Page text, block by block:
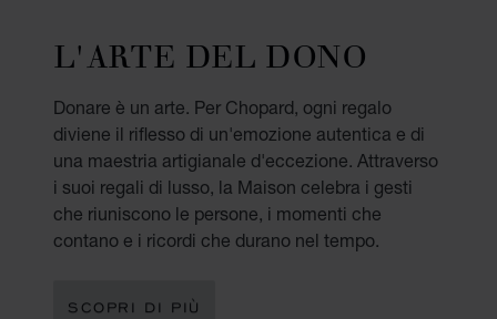
L'ARTE DEL DONO
Donare è un arte. Per Chopard, ogni regalo
diviene il riflesso di un'emozione autentica e di
una maestria artigianale d'eccezione. Attraverso
i suoi regali di lusso, la Maison celebra i gesti
che riuniscono le persone, i momenti che
contano e i ricordi che durano nel tempo.
SCOPRI DI PIÙ